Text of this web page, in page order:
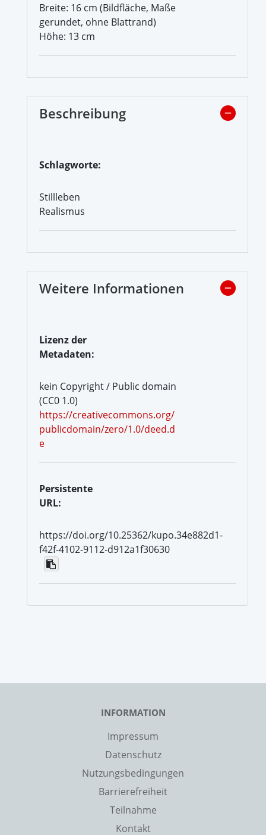
Breite: 16 cm (Bildfläche, Maße
gerundet, ohne Blattrand)
Höhe: 13 cm
Beschreibung
Schlagworte:
Stillleben
Realismus
Weitere Informationen
Lizenz der
Metadaten:
kein Copyright / Public domain
(CC0 1.0)
https://creativecommons.org/
publicdomain/zero/1.0/deed.d
e
Persistente
URL:
https://doi.org/10.25362/kupo.34e882d1-
f42f-4102-9112-d912a1f30630
INFORMATION
Impressum
Datenschutz
Nutzungsbedingungen
Barrierefreiheit
Teilnahme
Kontakt